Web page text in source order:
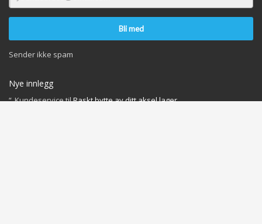
Sender ikke spam
Nye innlegg
KundeservicetilRaskt bytte av ditt aksel lager